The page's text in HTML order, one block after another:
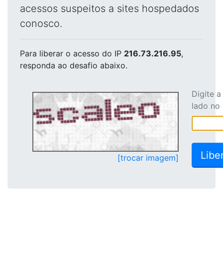
acessos suspeitos a sites hospedados
conosco.
Para liberar o acesso do IP 216.73.216.95,
responda ao desafio abaixo.
[trocar imagem]
Digite
lado no